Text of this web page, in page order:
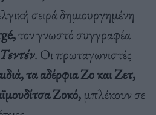
σειρά δημιουργημένη
τον γνωστό συγγραφέα
Τεντέν. Οι πρωταγωνιστές
τα αδέρφια Ζο και Ζετ,
Ζοκό, μπλέκουν σε